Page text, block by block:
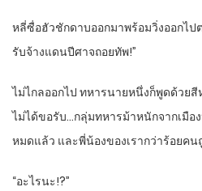
หลี่ซื่อฮัวชักดาบออกมาพร้อมวิ่งออกไป
รับจ้างแดนปีศาจถอยทัพ!”
ไม่ไกลออกไป ทหารนายหนึ่งก็พูดด้วย
ไม่ได้ขอรับ…กลุ่มทหารม้าหนักจากเมื
หมดแล้ว และพี่น้องของเรากว่าร้อยคน
“อะไรนะ!?”